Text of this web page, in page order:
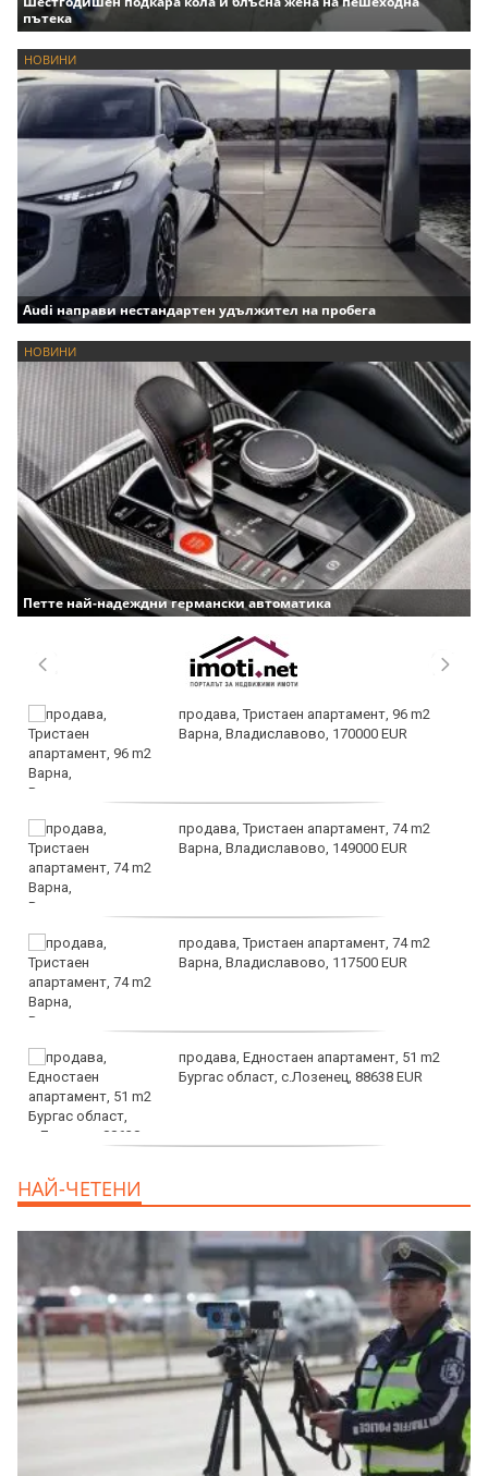
пътека
НОВИНИ
Audi направи нестандартен удължител на пробега
НОВИНИ
Петте най-надеждни германски автоматика
продава, Тристаен апартамент, 96 m2
Варна, Владиславово, 170000 EUR
продава, Тристаен апартамент, 74 m2
Варна, Владиславово, 149000 EUR
продава, Тристаен апартамент, 74 m2
Варна, Владиславово, 117500 EUR
продава, Едностаен апартамент, 51 m2
Бургас област, с.Лозенец, 88638 EUR
EUR
НАЙ-ЧЕТЕНИ